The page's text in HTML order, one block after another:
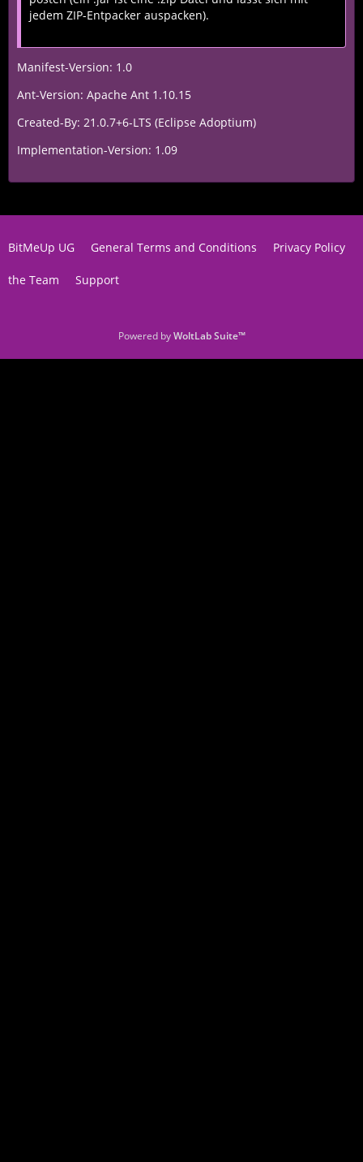
jedem ZIP-Entpacker auspacken).
Manifest-Version: 1.0
Ant-Version: Apache Ant 1.10.15
Created-By: 21.0.7+6-LTS (Eclipse Adoptium)
Implementation-Version: 1.09
BitMeUp UG General Terms and Conditions Privacy Policy
the Team Support
Powered byWoltLab Suite™